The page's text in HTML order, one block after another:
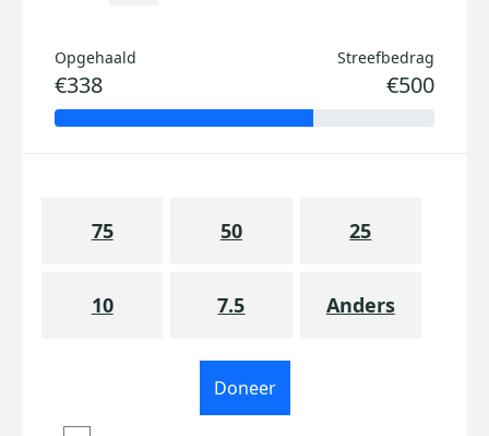
Opgehaald
€338
Streefbedrag
€500
75 50 25
10 7.5 Anders
Doneer